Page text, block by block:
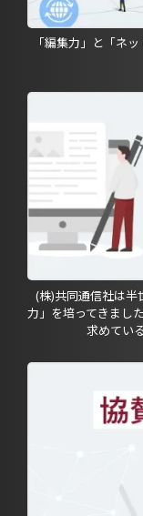
「編集力」と「ネ
(株)共同通信社は半
力」を培ってきまし
求めてい